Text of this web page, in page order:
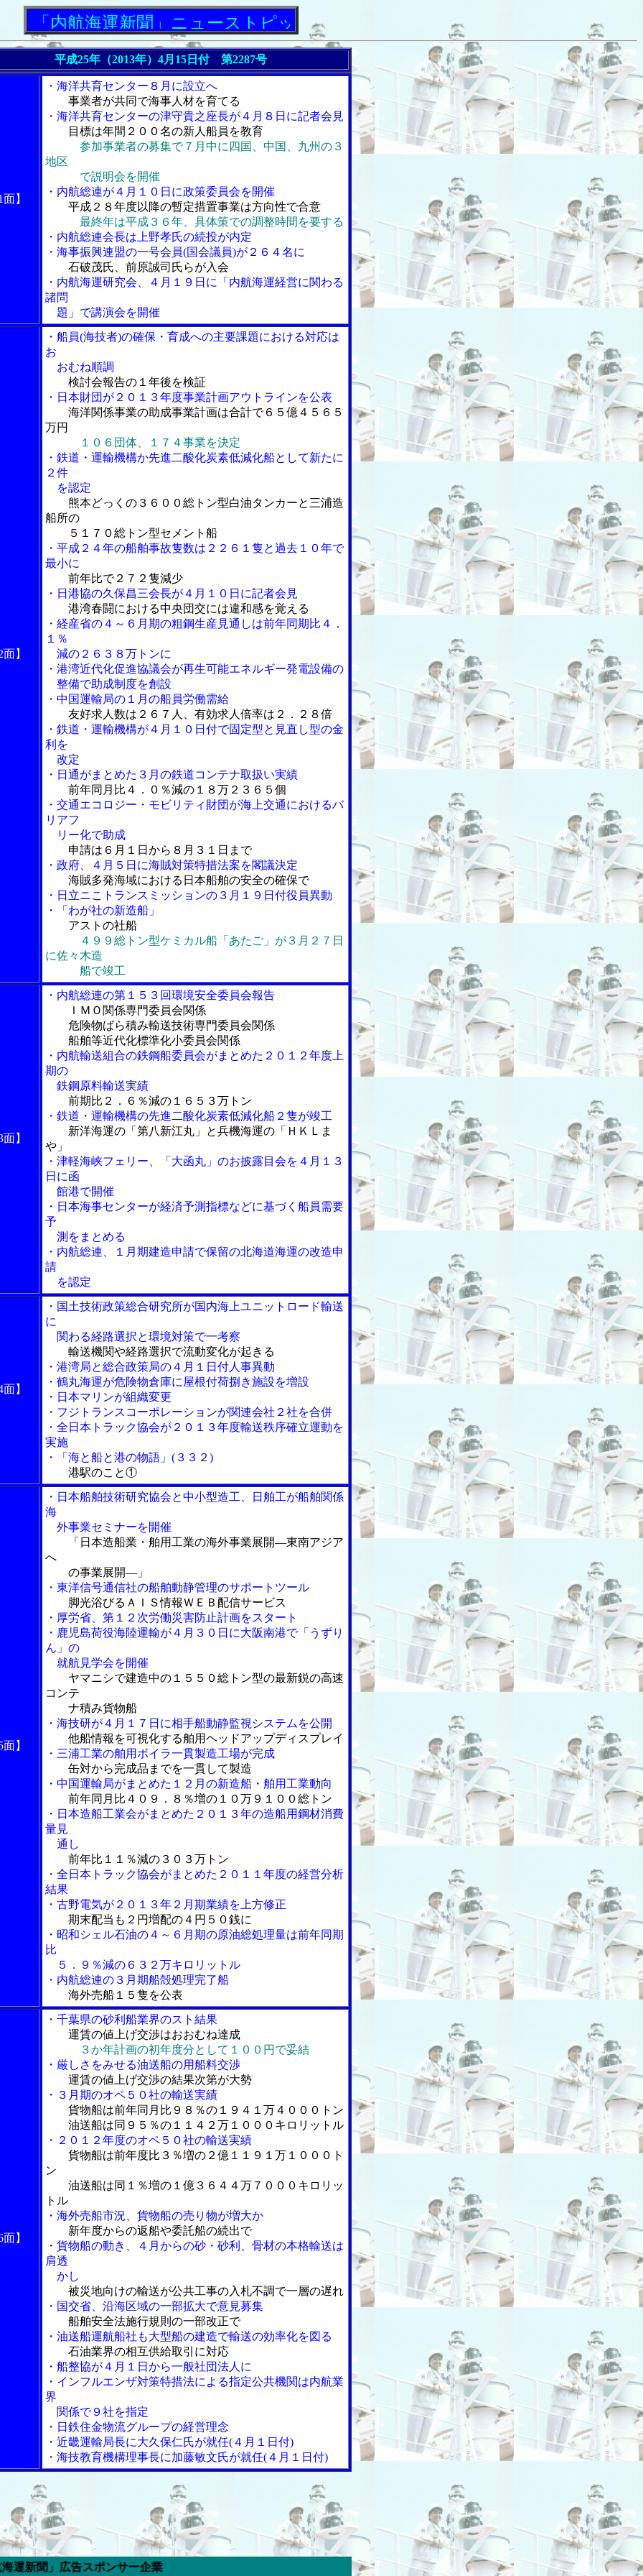
航海運新聞」ニューストピックス
平成25年（2013年）4月15日付 第2287号
】
・海洋共育センター８月に設立へ
事業者が共同で海事人材を育てる
・海洋共育センターの津守貴之座長が４月８日に記者会見
目標は年間２００名の新人船員を教育
参加事業者の募集で７月中に四国、中国、九州の３
地区
で説明会を開催
・内航総連が４月１０日に政策委員会を開催
平成２８年度以降の暫定措置事業は方向性で合意
最終年は平成３６年、具体策での調整時間を要する
・内航総連会長は上野孝氏の続投が内定
・海事振興連盟の一号会員(国会議員)が２６４名に
石破茂氏、前原誠司氏らが入会
・内航海運研究会、４月１９日に「内航海運経営に関わる
諸問
題」で講演会を開催
】
・船員(海技者)の確保・育成への主要課題における対応は
お
おむね順調
検討会報告の１年後を検証
・日本財団が２０１３年度事業計画アウトラインを公表
海洋関係事業の助成事業計画は合計で６５億４５６５
万円
１０６団体、１７４事業を決定
・鉄道・運輸機構か先進二酸化炭素低減化船として新たに
２件
を認定
熊本どっくの３６００総トン型白油タンカーと三浦造
船所の
５１７０総トン型セメント船
・平成２４年の船舶事故隻数は２２６１隻と過去１０年で
最小に
前年比で２７２隻減少
・日港協の久保昌三会長が４月１０日に記者会見
港湾春闘における中央団交には違和感を覚える
・経産省の４～６月期の粗鋼生産見通しは前年同期比４．
１％
減の２６３８万トンに
・港湾近代化促進協議会が再生可能エネルギー発電設備の
整備で助成制度を創設
・中国運輸局の１月の船員労働需給
友好求人数は２６７人、有効求人倍率は２．２８倍
・鉄道・運輸機構が４月１０日付で固定型と見直し型の金
利を
改定
・日通がまとめた３月の鉄道コンテナ取扱い実績
前年同月比４．０％減の１８万２３６５個
・交通エコロジー・モビリティ財団が海上交通におけるバ
リアフ
リー化で助成
申請は６月１日から８月３１日まで
・政府、４月５日に海賊対策特措法案を閣議決定
海賊多発海域における日本船舶の安全の確保で
・日立ニこトランスミッションの３月１９日付役員異動
・「わが社の新造船」
アストの社船
４９９総トン型ケミカル船「あたご」が３月２７日
に佐々木造
船で竣工
】
・内航総連の第１５３回環境安全委員会報告
ＩＭＯ関係専門委員会関係
危険物ばら積み輸送技術専門委員会関係
船舶等近代化標準化小委員会関係
・内航輸送組合の鉄鋼船委員会がまとめた２０１２年度上
期の
鉄鋼原料輸送実績
前期比２．６％減の１６５３万トン
・鉄道・運輸機構の先進二酸化炭素低減化船２隻が竣工
新洋海運の「第八新江丸」と兵機海運の「ＨＫＬま
や」
・津軽海峡フェリー、「大函丸」のお披露目会を４月１３
日に函
館港で開催
・日本海事センターが経済予測指標などに基づく船員需要
予
測をまとめる
・内航総連、１月期建造申請で保留の北海道海運の改造申
請
を認定
】
・国土技術政策総合研究所が国内海上ユニットロード輸送
に
関わる経路選択と環境対策で一考察
輸送機関や経路選択で流動変化が起きる
・港湾局と総合政策局の４月１日付人事異動
・鶴丸海運が危険物倉庫に屋根付荷捌き施設を増設
・日本マリンが組織変更
・フジトランスコーポレーションが関連会社２社を合併
・全日本トラック協会が２０１３年度輸送秩序確立運動を
実施
・「海と船と港の物語」(３３２)
港駅のこと①
】
・日本船舶技術研究協会と中小型造工、日舶工が船舶関係
海
外事業セミナーを開催
「日本造船業・舶用工業の海外事業展開―東南アジア
へ
の事業展開―」
・東洋信号通信社の船舶動静管理のサポートツール
脚光浴びるＡＩＳ情報ＷＥＢ配信サービス
・厚労省、第１２次労働災害防止計画をスタート
・鹿児島荷役海陸運輸が４月３０日に大阪南港で「うずり
ん」の
就航見学会を開催
ヤマニシで建造中の１５５０総トン型の最新鋭の高速
コンテ
ナ積み貨物船
・海技研が４月１７日に相手船動静監視システムを公開
他船情報を可視化する舶用ヘッドアップディスプレイ
・三浦工業の舶用ボイラ一貫製造工場が完成
缶対から完成品までを一貫して製造
・中国運輸局がまとめた１２月の新造船・舶用工業動向
前年同月比４０９．８％増の１０万９１００総トン
・日本造船工業会がまとめた２０１３年の造船用鋼材消費
量見
通し
前年比１１％減の３０３万トン
・全日本トラック協会がまとめた２０１１年度の経営分析
結果
・古野電気が２０１３年２月期業績を上方修正
期末配当も２円増配の４円５０銭に
・昭和シェル石油の４～６月期の原油総処理量は前年同期
比
５．９％減の６３２万キロリットル
・内航総連の３月期船殻処理完了船
海外売船１５隻を公表
】
・千葉県の砂利船業界のスト結果
運賃の値上げ交渉はおおむね達成
３か年計画の初年度分として１００円で妥結
・厳しさをみせる油送船の用船料交渉
運賃の値上げ交渉の結果次第が大勢
・３月期のオペ５０社の輸送実績
貨物船は前年同月比９８％の１９４１万４０００トン
油送船は同９５％の１１４２万１０００キロリットル
・２０１２年度のオペ５０社の輸送実績
貨物船は前年度比３％増の２億１１９１万１０００ト
ン
油送船は同１％増の１億３６４４万７０００キロリッ
トル
・海外売船市況、貨物船の売り物が増大か
新年度からの返船や委託船の続出で
・貨物船の動き、４月からの砂・砂利、骨材の本格輸送は
肩透
かし
被災地向けの輸送が公共工事の入札不調で一層の遅れ
・国交省、沿海区域の一部拡大で意見募集
船舶安全法施行規則の一部改正で
・油送船運航船社も大型船の建造で輸送の効率化を図る
石油業界の相互供給取引に対応
・船整協が４月１日から一般社団法人に
・インフルエンザ対策特措法による指定公共機関は内航業
界
関係で９社を指定
・日鉄住金物流グループの経営理念
・近畿運輸局長に大久保仁氏が就任(４月１日付)
・海技教育機構理事長に加藤敏文氏が就任(４月１日付)
ンサー企業